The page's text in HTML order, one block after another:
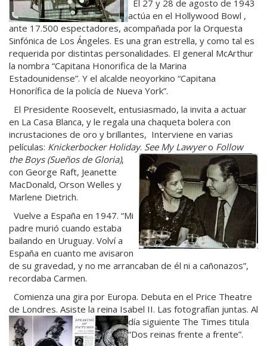
El 27 y 28 de agosto de 1943
actúa en el Hollywood Bowl ,
ante 17.500 espectadores, acompañada por la Orquesta
Sinfónica de Los Ángeles. Es una gran estrella, y como tal es
requerida por distintas personalidades. El general McArthur
la nombra “Capitana Honorifica de la Marina
Estadounidense”. Y el alcalde neoyorkino “Capitana
Honorífica de la policía de Nueva York”.
El Presidente Roosevelt, entusiasmado, la invita a actuar
en La Casa Blanca, y le regala una chaqueta bolera con
incrustaciones de oro y brillantes, Interviene en varias
películas: Knickerbocker Holiday. See My Lawyero Follow
the Boys (Sueños de Gloria),
con George Raft, Jeanette
MacDonald, Orson Welles y
Marlene Dietrich.
Vuelve a España en 1947. “Mi
padre murió cuando estaba
bailando en Uruguay. Volví a
España en cuanto me avisaron
de su gravedad, y no me arrancaban de él ni a cañonazos”,
recordaba Carmen.
Comienza una gira por Europa. Debuta en el Price Theatre
de Londres. Asiste la reina Isabel II. Las fotografían juntas. Al
día siguiente The Times titula
“Dos reinas frente a frente”.